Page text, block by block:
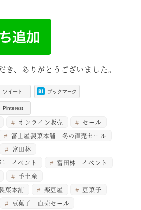
き、ありがとうございました。
ツイート ブックマーク
Pinterest
オンライン販売
セール
冨士屋製菓本舗 冬の直売セール
富田林
イベント
富田林 イベント
手土産
菓本舗
楽豆屋
豆菓子
豆菓子 直売セール